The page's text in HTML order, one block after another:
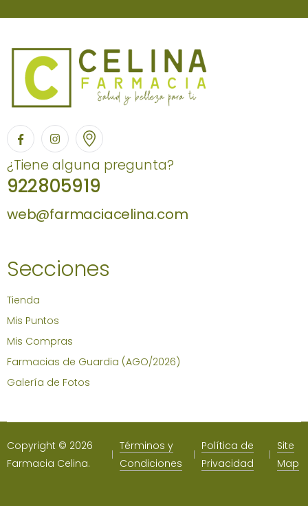
¿Tiene alguna pregunta?
922805919
web@farmaciacelina.com
Secciones
Tienda
Mis Puntos
Mis Compras
Farmacias de Guardia (AGO/2026)
Galería de Fotos
Copyright © 2026
Farmacia Celina.
Términos y
Condiciones
Política de
Privacidad
Site
Map